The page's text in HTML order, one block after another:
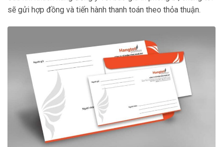
sẽ gửi hợp đồng và tiến hành thanh toán theo thỏa thuận.